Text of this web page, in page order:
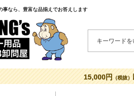
事なら、豊富な品揃えでお答えします
15,000円（税抜）